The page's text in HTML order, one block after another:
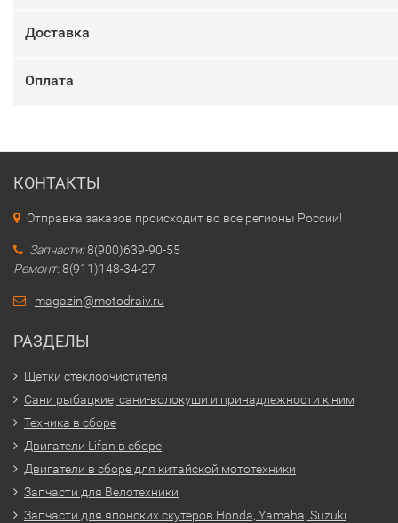
Доставка
Оплата
КОНТАКТЫ
Отправка заказов происходит во все регионы России!
Запчасти:8(900)639-90-55
Ремонт:8(911)148-34-27
magazin@motodraiv.ru
РАЗДЕЛЫ
Щетки стеклоочистителя
Сани рыбацкие, сани-волокуши и принадлежности к ним
Техника в сборе
Двигатели Lifan в сборе
Двигатели в сборе для китайской мототехники
Запчасти для Велотехники
Запчасти для японских скутеров Honda, Yamaha, Suzuki